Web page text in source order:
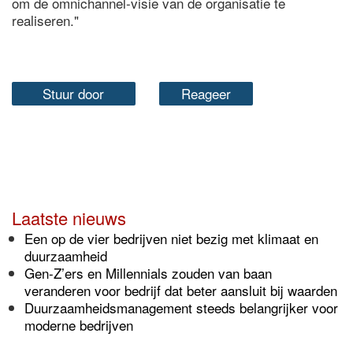
realiseren."
Stuur door Reageer
Laatste nieuws
Een op de vier bedrijven niet bezig met klimaat en
duurzaamheid
Gen-Z’ers en Millennials zouden van baan
veranderen voor bedrijf dat beter aansluit bij waarden
Duurzaamheidsmanagement steeds belangrijker voor
moderne bedrijven